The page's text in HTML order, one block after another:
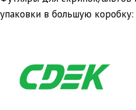
упаковки в большую коробку: